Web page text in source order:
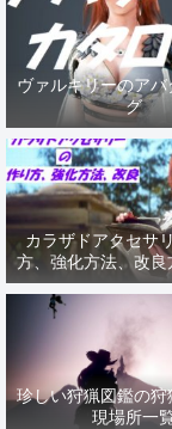
ヴァルキリーのアバ
グ
カラザドアクセサ
方、強化方法、改良
とめ【黒い砂漠冒険
珍しい狩猟図鑑の狩
現場所一